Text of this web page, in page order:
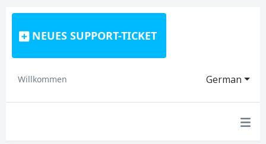
NEUES SUPPORT-TICKET
German
Willkommen